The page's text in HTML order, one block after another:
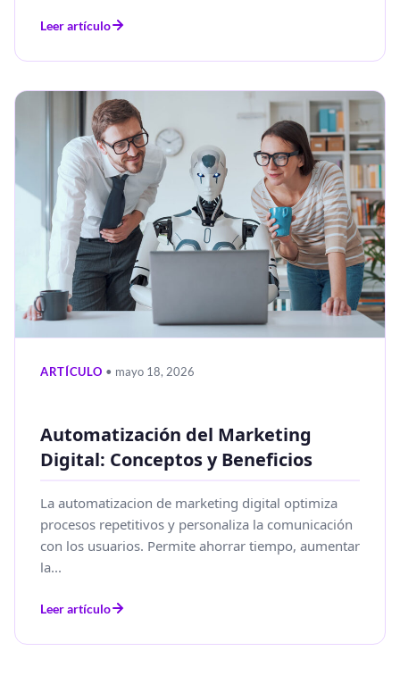
Leer artículo
ARTÍCULO • mayo 18, 2026
Automatización del Marketing
Digital: Conceptos y Beneficios
La automatizacion de marketing digital optimiza
procesos repetitivos y personaliza la comunicación
con los usuarios. Permite ahorrar tiempo, aumentar
la...
Leer artículo